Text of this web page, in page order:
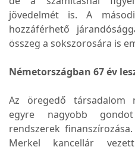
jövedelmét is. A
hozzáférhető
összeg a sokszorosára is
Németországban 67 év
Az öregedő társadalom
egyre nagyobb
rendszerek
Merkel kancellár